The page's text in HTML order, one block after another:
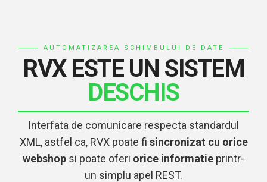
AUTOMATIZAREA SCHIMBULUI DE DATE
RVX ESTE UN SISTEM
DESCHIS
Interfata de comunicare respecta standardul
XML, astfel ca, RVX poate fi sincronizat cu orice
webshop si poate oferi orice informatie printr-
un simplu apel REST.